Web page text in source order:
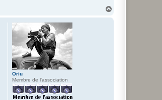
Oriu
Membre de l'association